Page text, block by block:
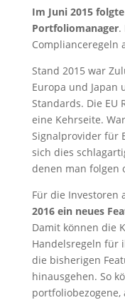
Im Juni 2015
Portfoliomanager.
Complianceregeln
Stand 2015 war
Europa und
Standards. Die EU
eine Kehrseite.
Signalprovider für
sich dies
denen man folgen
Für die Investoren
2016 ein neues
Damit können die
Handelsregeln für
die bisherigen
hinausgehen. So